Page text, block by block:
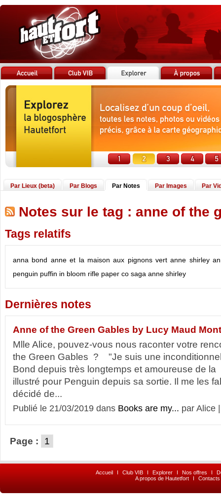
Par Lieux (beta) Par Blogs Par Notes Par Images Par
Notes sur le tag : anne of the
Tags relatifs
anna bond anne et la maison aux pignons vert anne shirley
penguin puffin in bloom rifle paper co saga anne shirley
Dernières notes
Anne of the Green Gables by Lucy Maud
Mlle Alice, pouvez-vous nous raconter votre
the Green Gables ? "Je suis une
Bond depuis très longtemps et amoureuse de
illustré pour Penguin depuis sa sortie. Il me les
décidé de...
Publié le 21/03/2019 dans Books are my... par Alice
Page : 1
Accueil I Club VIB I Explorer I Nos offres I
A propos de Hautetfort
I Contacts